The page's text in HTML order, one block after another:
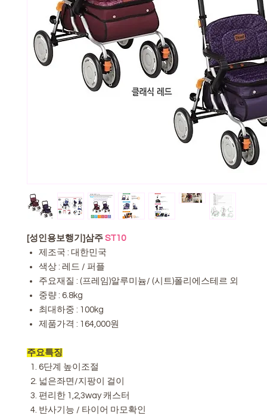
[성인용보행기]삼주 ST10
제조국 : 대한민국
색상 : 레드 / 퍼플
주요재질 : (프레임)알루미늄/ (시트)폴리에스테르 외
중량 : 6.8kg
최대하중 : 100kg
제품가격 : 164,000원
주요특징
6단계 높이조절
넓은좌면/지팡이 걸이
편리한 1,2,3way 캐스터
반사기능 / 타이어 마모확인